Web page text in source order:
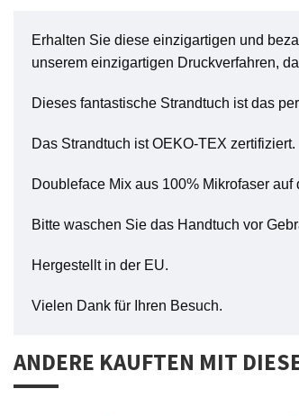
Erhalten Sie diese einzigartigen und
unserem einzigartigen Druckverfahren,
Dieses fantastische Strandtuch ist das
Das Strandtuch ist OEKO-TEX zertifiziert.
Doubleface Mix aus 100% Mikrofaser
Bitte waschen Sie das Handtuch vor
Hergestellt in der EU.
Vielen Dank für Ihren Besuch.
ANDERE KAUFTEN MIT